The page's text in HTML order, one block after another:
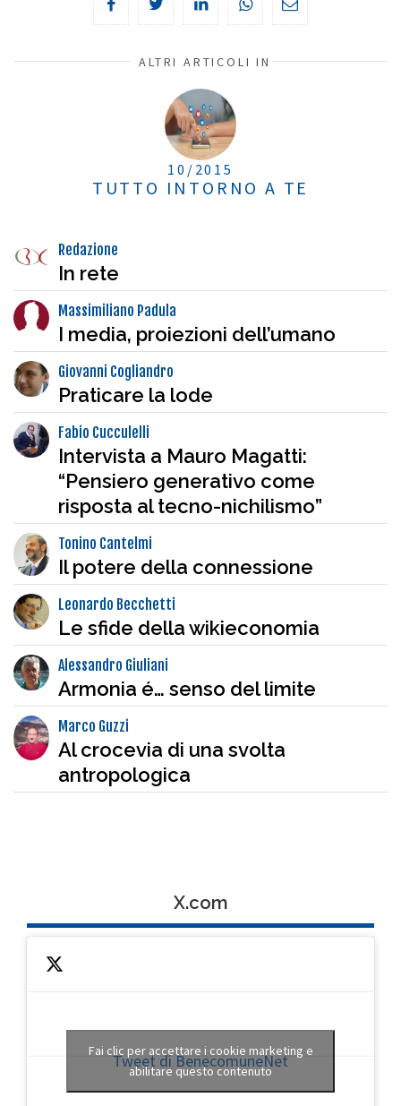
ALTRI ARTICOLI IN
10/2015
TUTTO INTORNO A TE
Redazione
In rete
Massimiliano Padula
I media, proiezioni dell’umano
Giovanni Cogliandro
Praticare la lode
Fabio Cucculelli
Intervista a Mauro Magatti:
“Pensiero generativo come
risposta al tecno-nichilismo”
Tonino Cantelmi
Il potere della connessione
Leonardo Becchetti
Le sfide della wikieconomia
Alessandro Giuliani
Armonia é… senso del limite
Marco Guzzi
Al crocevia di una svolta
antropologica
X.com
Tweet di BenecomuneNet
Fai clic per accettare i cookie marketing e
abilitare questo contenuto